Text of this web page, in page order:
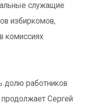
служащие
избиркомов,
комиссиях
долю работников
Сергей